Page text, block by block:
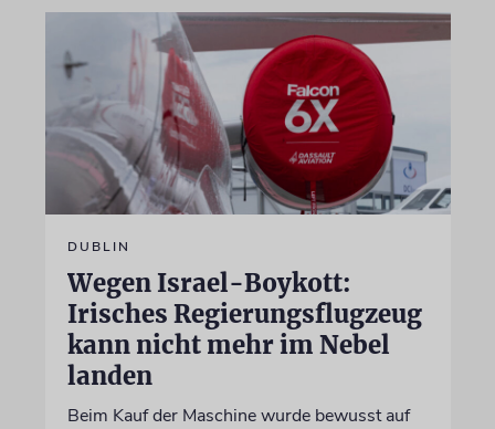
DUBLIN
Wegen Israel-Boykott:
Irisches Regierungsflugzeug
kann nicht mehr im Nebel
landen
Beim Kauf der Maschine wurde bewusst auf